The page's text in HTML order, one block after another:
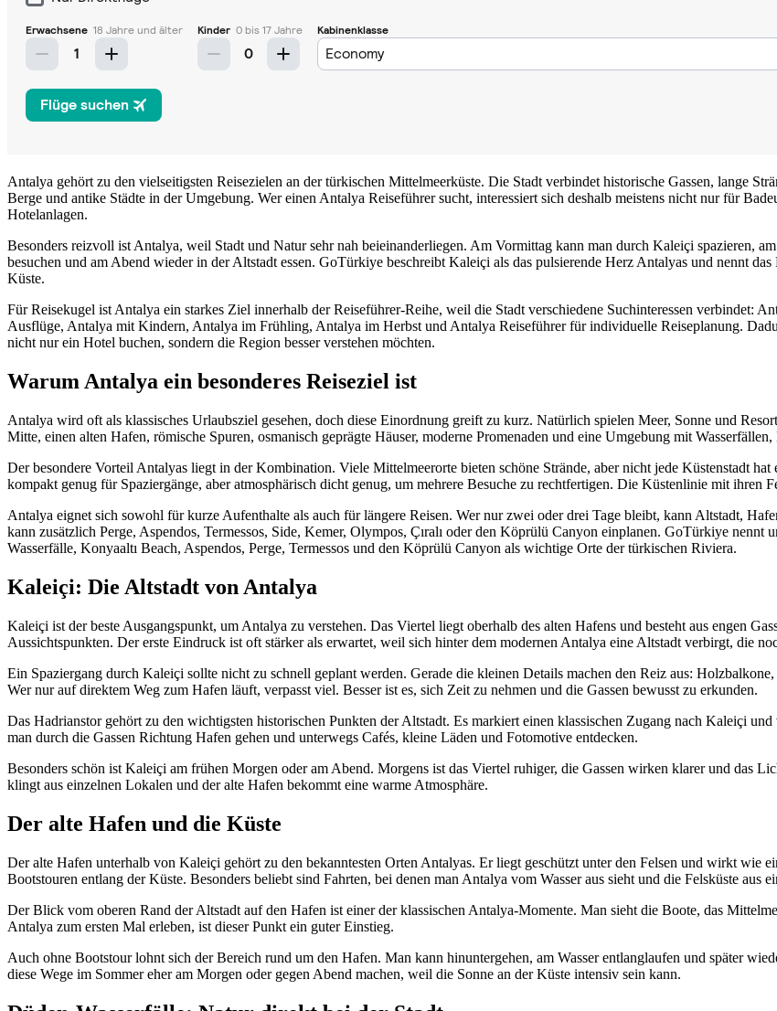
Antalya gehört zu den vielseitigsten Reisezielen an der türkischen Mittelmeerküste. Die Stadt verbindet historische Gassen, lange
Berge und antike Städte in der Umgebung. Wer einen Antalya Reiseführer sucht, interessiert sich deshalb meistens nicht nur für
Hotelanlagen.
Besonders reizvoll ist Antalya, weil Stadt und Natur sehr nah beieinanderliegen. Am Vormittag kann man durch Kaleiçi spazieren,
besuchen und am Abend wieder in der Altstadt essen. GoTürkiye beschreibt Kaleiçi als das pulsierende Herz Antalyas und nennt
Küste.
Für Reisekugel ist Antalya ein starkes Ziel innerhalb der Reiseführer-Reihe, weil die Stadt verschiedene Suchinteressen verbindet:
Ausflüge, Antalya mit Kindern, Antalya im Frühling, Antalya im Herbst und Antalya Reiseführer für individuelle Reiseplanung.
nicht nur ein Hotel buchen, sondern die Region besser verstehen möchten.
Warum Antalya ein besonderes Reiseziel ist
Antalya wird oft als klassisches Urlaubsziel gesehen, doch diese Einordnung greift zu kurz. Natürlich spielen Meer, Sonne und
Mitte, einen alten Hafen, römische Spuren, osmanisch geprägte Häuser, moderne Promenaden und eine Umgebung mit
Der besondere Vorteil Antalyas liegt in der Kombination. Viele Mittelmeerorte bieten schöne Strände, aber nicht jede Küstenstadt
kompakt genug für Spaziergänge, aber atmosphärisch dicht genug, um mehrere Besuche zu rechtfertigen. Die Küstenlinie mit ihren
Antalya eignet sich sowohl für kurze Aufenthalte als auch für längere Reisen. Wer nur zwei oder drei Tage bleibt, kann Altstadt,
kann zusätzlich Perge, Aspendos, Termessos, Side, Kemer, Olympos, Çıralı oder den Köprülü Canyon einplanen. GoTürkiye
Wasserfälle, Konyaaltı Beach, Aspendos, Perge, Termessos und den Köprülü Canyon als wichtige Orte der türkischen Riviera.
Kaleiçi: Die Altstadt von Antalya
Kaleiçi ist der beste Ausgangspunkt, um Antalya zu verstehen. Das Viertel liegt oberhalb des alten Hafens und besteht aus engen
Aussichtspunkten. Der erste Eindruck ist oft stärker als erwartet, weil sich hinter dem modernen Antalya eine Altstadt verbirgt, die
Ein Spaziergang durch Kaleiçi sollte nicht zu schnell geplant werden. Gerade die kleinen Details machen den Reiz aus:
Wer nur auf direktem Weg zum Hafen läuft, verpasst viel. Besser ist es, sich Zeit zu nehmen und die Gassen bewusst zu erkunden.
Das Hadrianstor gehört zu den wichtigsten historischen Punkten der Altstadt. Es markiert einen klassischen Zugang nach Kaleiçi
man durch die Gassen Richtung Hafen gehen und unterwegs Cafés, kleine Läden und Fotomotive entdecken.
Besonders schön ist Kaleiçi am frühen Morgen oder am Abend. Morgens ist das Viertel ruhiger, die Gassen wirken klarer und das
klingt aus einzelnen Lokalen und der alte Hafen bekommt eine warme Atmosphäre.
Der alte Hafen und die Küste
Der alte Hafen unterhalb von Kaleiçi gehört zu den bekanntesten Orten Antalyas. Er liegt geschützt unter den Felsen und wirkt wie
Bootstouren entlang der Küste. Besonders beliebt sind Fahrten, bei denen man Antalya vom Wasser aus sieht und die Felsküste aus
Der Blick vom oberen Rand der Altstadt auf den Hafen ist einer der klassischen Antalya-Momente. Man sieht die Boote, das
Antalya zum ersten Mal erleben, ist dieser Punkt ein guter Einstieg.
Auch ohne Bootstour lohnt sich der Bereich rund um den Hafen. Man kann hinuntergehen, am Wasser entlanglaufen und später
diese Wege im Sommer eher am Morgen oder gegen Abend machen, weil die Sonne an der Küste intensiv sein kann.